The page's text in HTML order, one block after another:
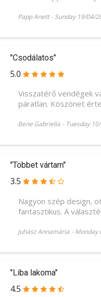
Papp Anett - Sunday 19/04/
"Csodálatos"
5.0
Visszatérő vendégek
páratlan. Köszönet
Bene Gabriella - Tuesday
"Többet vártam"
3.5
Nagyon szép design,
fantasztikus. A
Juhász Annamária - Monday
"Liba lakoma"
4.5